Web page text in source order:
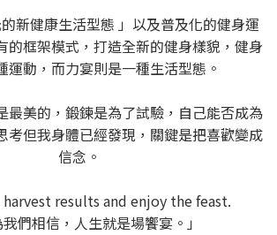
新健康生活型態 」以及普及化的健身運
的框架模式，打造全新的健身樣貌，健身
運動，而力宴則是一種生活型態。
最美的，鍛鍊是為了試驗，自己能否成為
考但我身體已經發現，關鍵是把喜歡變成
信念。
results and enjoy the feast.
我們相信，人生就是場饗宴。」